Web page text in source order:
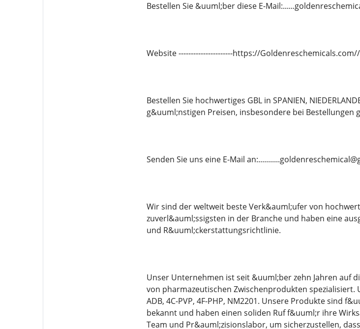
Bestellen Sie &uuml;ber diese E-
Website ----------------------https://Goldenreschemicals.com//
Bestellen Sie hochwertiges GBL in SPANIEN,
g&uuml;nstigen Preisen, insbesondere bei Bestellungen
Senden Sie uns eine E-Mail
Wir sind der weltweit beste Verk&auml;ufer von
zuverl&auml;ssigsten in der Branche und haben eine
und R&uuml;ckerstattungsrichtlinie.
Unser Unternehmen ist seit &uuml;ber zehn Jahren auf
von pharmazeutischen Zwischenprodukten spezialisiert.
ADB, 4C-PVP, 4F-PHP, NM2201. Unsere Produkte sind
bekannt und haben einen soliden Ruf f&uuml;r ihre
Team und Pr&auml;zisionslabor, um sicherzustellen,